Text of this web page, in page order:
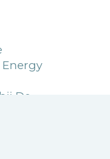
Energy
De
uit deze site te halen.